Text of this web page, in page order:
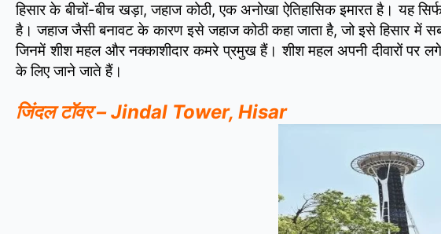
हिसार के बीचों-बीच खड़ा, जहाज कोठी, एक अनोखा ऐतिहासिक इमारत है। यह
है। जहाज जैसी बनावट के कारण इसे जहाज कोठी कहा जाता है, जो इसे हिसार
जिनमें शीश महल और नक्काशीदार कमरे प्रमुख हैं। शीश महल अपनी दीवारों पर
के लिए जाने जाते हैं।
जिंदल टॉवर – Jindal Tower, Hisar